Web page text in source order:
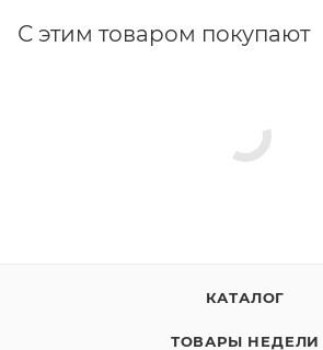
С этим товаром покупают
КАТАЛОГ
ТОВАРЫ НЕДЕЛИ